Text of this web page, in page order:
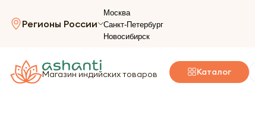
Регионы России
Москва
Санкт-Петербург
Новосибирск
Магазин индийских товаров Каталог